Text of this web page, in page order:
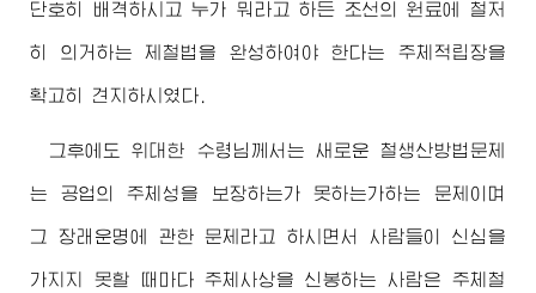
단호히 배격하시고 누가 뭐라고 하든 조선의 원료에 철저
히 의거하는 제철법을 완성하여야 한다는 주체적립장을
확고히 견지하시였다.
그후에도위대한 수령님께서 는 새로운 철생산방법문제
는 공업의 주체성을 보장하는가 못하는가하는 문제이며
그 장래운명에 관한 문제라고 하시면서 사람들이 신심을
가지지 못할 때마다 주체사상을 신봉하는 사람은 주체철